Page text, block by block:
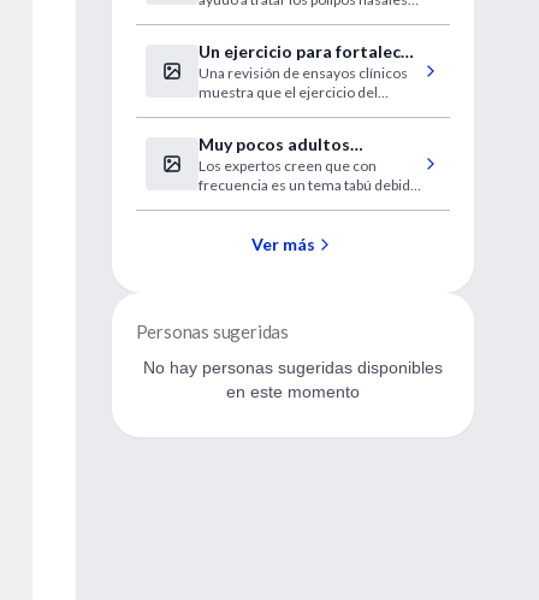
la sinusitis grave
Un ejercicio para fortalecer
los músculos de la columna
vertebral
Una revisión de ensayos clínicos
muestra que el ejercicio del
Muy pocos adultos
mayores informan al
médico sobre la pérdida de
memoria
Los expertos creen que con
frecuencia es un tema tabú debido
Ver más
Personas sugeridas
No hay personas sugeridas disponibles
en este momento